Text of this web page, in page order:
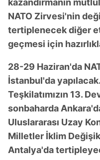
kazandırmanın
NATO Zirvesi'nin
tertiplenecek diğer
geçmesi için
28-29 Haziran'da
İstanbul'da
Teşkilatımızın 13.
sonbaharda
Uluslararası Uzay
Milletler İklim
Antalya'da